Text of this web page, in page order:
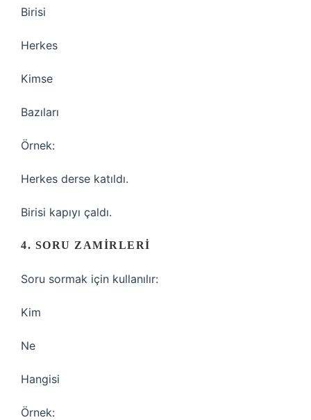
Birisi
Herkes
Kimse
Bazıları
Örnek:
Herkes derse katıldı.
Birisi kapıyı çaldı.
4. SORU ZAMIRLERI
Soru sormak için kullanılır:
Kim
Ne
Hangisi
Örnek: